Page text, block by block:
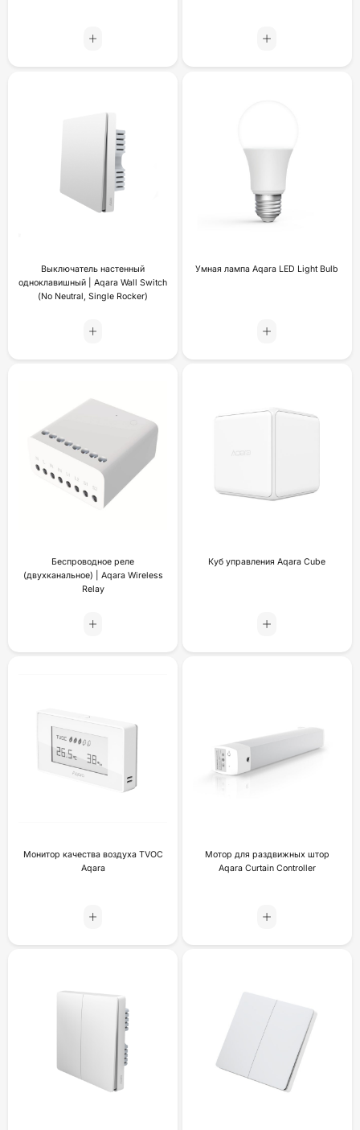
Выключатель настенный
одноклавишный | Aqara Wall Switch
(No Neutral, Single Rocker)
Умная лампа Aqara LED Light Bulb
Беспроводное реле
(двухканальное) | Aqara Wireless
Relay
Куб управления Aqara Cube
Монитор качества воздуха TVOC
Aqara
Мотор для раздвижных штор
Aqara Curtain Controller